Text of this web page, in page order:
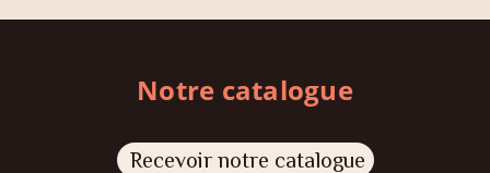
Notre catalogue
Recevoir notre catalogue